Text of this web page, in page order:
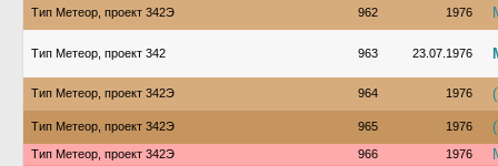
Тип Метеор, проект 342Э 962 1976
Тип Метеор, проект 342 963 23.07.1976
Тип Метеор, проект 342Э 964 1976
Тип Метеор, проект 342Э 965 1976
Тип Метеор, проект 342Э 966 1976